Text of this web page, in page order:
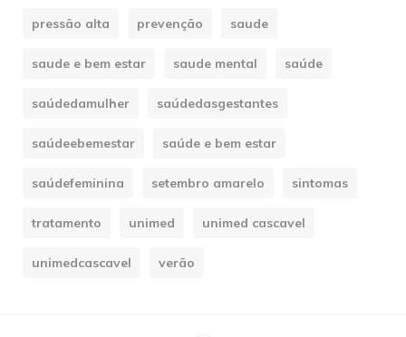
pressão alta prevenção saude
saude e bem estar saude mental saúde
saúdedamulher saúdedasgestantes
saúdeebemestar saúde e bem estar
saúdefeminina setembro amarelo sintomas
tratamento unimed unimed cascavel
unimedcascavel verão